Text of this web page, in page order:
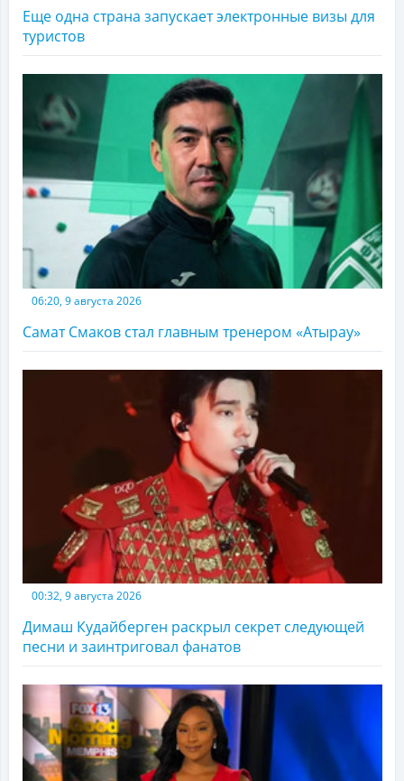
Еще одна страна запускает электронные визы для
туристов
06:20, 9 августа 2026
Самат Смаков стал главным тренером «Атырау»
00:32, 9 августа 2026
Димаш Кудайберген раскрыл секрет следующей
песни и заинтриговал фанатов